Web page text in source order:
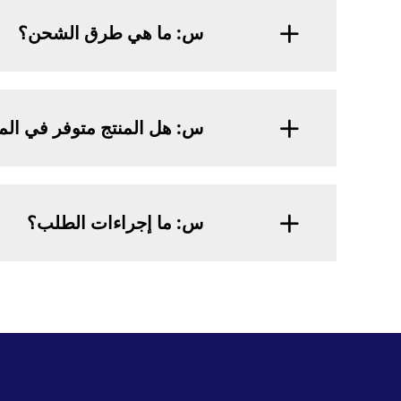
س: ما هي طرق الشحن؟
س: هل المنتج متوفر في
س: ما إجراءات الطلب؟